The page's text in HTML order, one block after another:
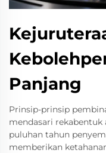
Panjang
Prinsip-prinsip
mendasari
puluhan tahun
memberikan